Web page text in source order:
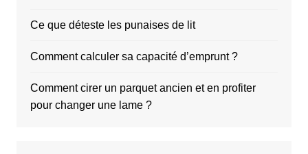
Ce que déteste les punaises de lit
Comment calculer sa capacité d’emprunt ?
Comment cirer un parquet ancien et en profiter
pour changer une lame ?